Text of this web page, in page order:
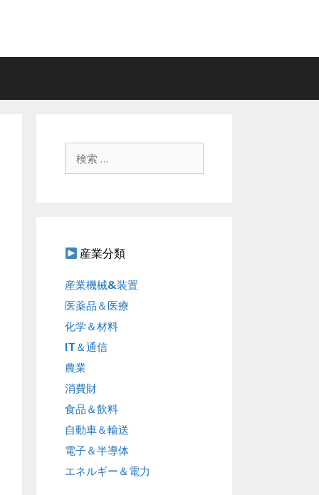
産業分類
産業機械&装置
医薬品＆医療
化学＆材料
IT＆通信
農業
消費財
食品＆飲料
自動車＆輸送
電子＆半導体
エネルギー＆電力